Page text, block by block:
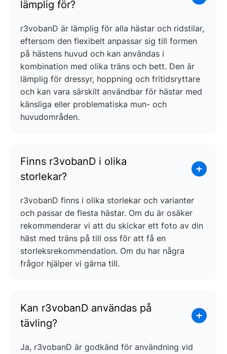
lämplig för?
r3vobanD är lämplig för alla hästar och ridstilar,
eftersom den flexibelt anpassar sig till formen
på hästens huvud och kan användas i
kombination med olika träns och bett. Den är
lämplig för dressyr, hoppning och fritidsryttare
och kan vara särskilt användbar för hästar med
känsliga eller problematiska mun- och
huvudområden.
Finns r3vobanD i olika
storlekar?
r3vobanD finns i olika storlekar och varianter
och passar de flesta hästar. Om du är osäker
rekommenderar vi att du skickar ett foto av din
häst med träns på till oss för att få en
storleksrekommendation. Om du har några
frågor hjälper vi gärna till.
Kan r3vobanD användas på
tävling?
Ja, r3vobanD är godkänd för användning vid